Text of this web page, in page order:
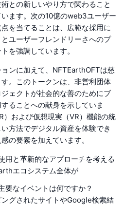
との新しいやり方で関わること
ます。次の10億のweb3ユーザー
を当てることは、広範な採用に
ユーザーフレンドリーさへのプ
を強調しています。
ンに加えて、NFTEarthOFTは慈
。このトークンは、非営利団体
ェクトが社会的な善のためにブ
ることへの献身を示していま
）および仮想現実（VR）機能の統
方法でデジタル資産を体験でき
の要素を加えています。
用と革新的なアプローチを考える
エコシステム全体が
要なイベントは何ですか？
グされたサイトやGoogle検索結